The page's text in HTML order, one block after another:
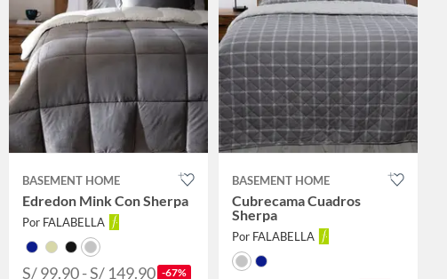
BASEMENT HOME
Edredon Mink Con Sherpa
Por FALABELLA
S/ 99.90 - S/ 149.90 -67%
BASEMENT HOME
Cubrecama Cuadros
Sherpa
Por FALABELLA